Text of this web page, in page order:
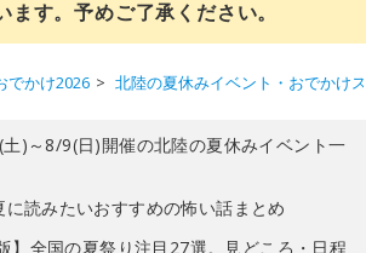
ます。予めご了承ください。
でかけ2026 北陸の夏休みイベント・おでかけ
)～8/9(日)開催の北陸の夏休みイベント一
に読みたいおすすめの怖い話まとめ
】全国の夏祭り注目27選。見どころ・日程